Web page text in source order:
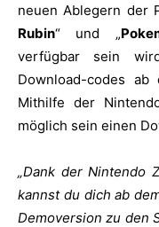
neuen Ablegern der
Rubin“ und „
verfügbar sein
Download-codes
Mithilfe der
möglich sein einen
„Dank der Nintendo
kannst du dich ab
Demoversion zu den